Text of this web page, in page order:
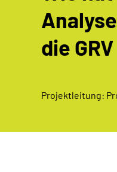
die GRV
Projektleitung: